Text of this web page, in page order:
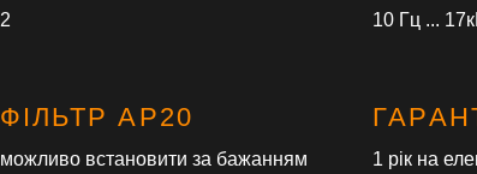
2 10 Гц ...
ФІЛЬТР AP20
можливо встановити за бажанням
1 рік на